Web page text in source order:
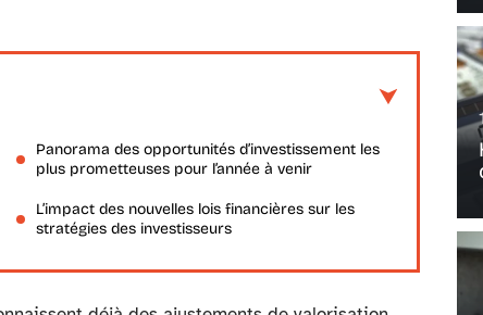
Panorama des opportunités d’investissement les
plus prometteuses pour l’année à venir
L’impact des nouvelles lois financières sur les
stratégies des investisseurs